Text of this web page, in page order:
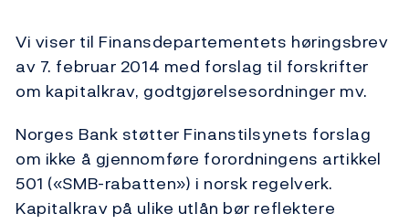
Vi viser til Finansdepartementets høringsbrev
av 7. februar 2014 med forslag til forskrifter
om kapitalkrav, godtgjørelsesordninger mv.
Norges Bank støtter Finanstilsynets forslag
om ikke å gjennomføre forordningens artikkel
501 («SMB-rabatten») i norsk regelverk.
Kapitalkrav på ulike utlån bør reflektere